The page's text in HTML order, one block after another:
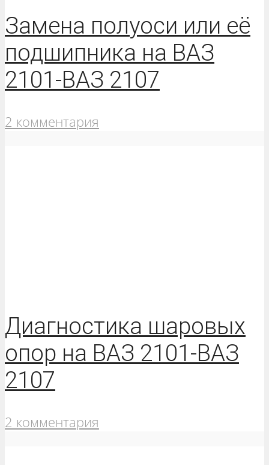
Замена полуоси или её
подшипника на ВАЗ
2101-ВАЗ 2107
2 комментария
Диагностика шаровых
опор на ВАЗ 2101-ВАЗ
2107
2 комментария